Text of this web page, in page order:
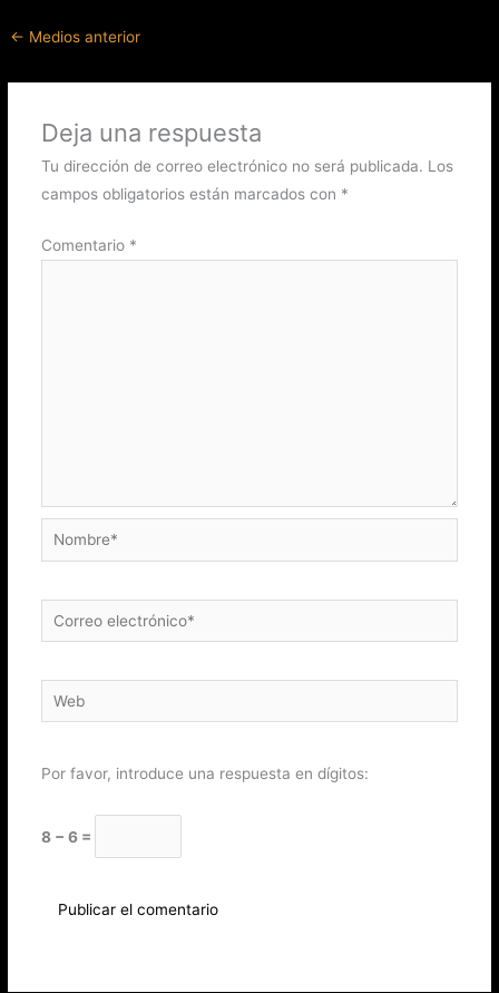
← Medios anterior
Deja una respuesta
Tu dirección de correo electrónico no será publicada. Los
campos obligatorios están marcados con *
Comentario *
Nombre*
Correo
electrónico*
Web
Por favor, introduce una respuesta en dígitos:
8 − 6 =